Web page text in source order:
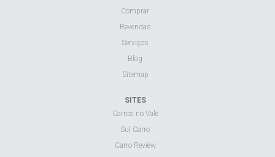
Comprar
Revendas
Serviços
Blog
Sitemap
SITES
Carros no Vale
Sul Carro
Carro Review